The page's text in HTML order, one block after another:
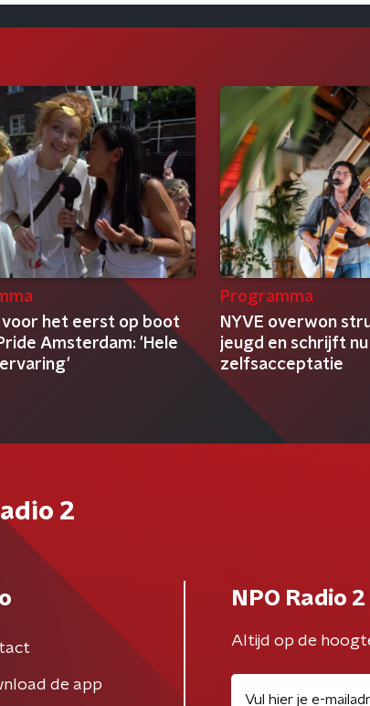
voor het eerst op boot
Amsterdam: 'Hele
Programma
NYVE overwon
jeugd en schrijft
zelfsacceptatie
2
de app
NPO Radio
Altijd op de